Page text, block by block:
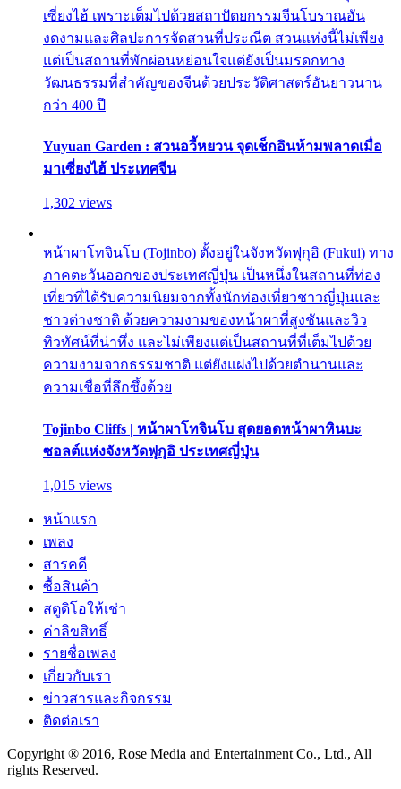
เซี่ยงไฮ้ เพราะเต็มไปด้วยสถาปัตยกรรมจีนโบราณอัน
งดงามและศิลปะการจัดสวนที่ประณีต สวนแห่งนี้ไม่เพียง
แต่เป็นสถานที่พักผ่อนหย่อนใจแต่ยังเป็นมรดกทาง
วัฒนธรรมที่สำคัญของจีนด้วยประวัติศาสตร์อันยาวนาน
กว่า 400 ปี
Yuyuan Garden : สวนอวี้หยวน จุดเช็กอินห้ามพลาดเมื่อ
มาเซี่ยงไฮ้ ประเทศจีน
1,302 views
หน้าผาโทจินโบ (Tojinbo) ตั้งอยู่ในจังหวัดฟุกุอิ (Fukui) ทาง
ภาคตะวันออกของประเทศญี่ปุ่น เป็นหนึ่งในสถานที่ท่อง
เที่ยวที่ได้รับความนิยมจากทั้งนักท่องเที่ยวชาวญี่ปุ่นและ
ชาวต่างชาติ ด้วยความงามของหน้าผาที่สูงชันและวิว
ทิวทัศน์ที่น่าทึ่ง และไม่เพียงแต่เป็นสถานที่ที่เต็มไปด้วย
ความงามจากธรรมชาติ แต่ยังแฝงไปด้วยตำนานและ
ความเชื่อที่ลึกซึ้งด้วย
Tojinbo Cliffs | หน้าผาโทจินโบ สุดยอดหน้าผาหินบะ
ซอลต์แห่งจังหวัดฟุกุอิ ประเทศญี่ปุ่น
1,015 views
หน้าแรก
เพลง
สารคดี
ซื้อสินค้า
สตูดิโอให้เช่า
ค่าลิขสิทธิ์
รายชื่อเพลง
เกี่ยวกับเรา
ข่าวสารและกิจกรรม
ติดต่อเรา
Copyright ® 2016, Rose Media and Entertainment Co., Ltd., All
rights Reserved.